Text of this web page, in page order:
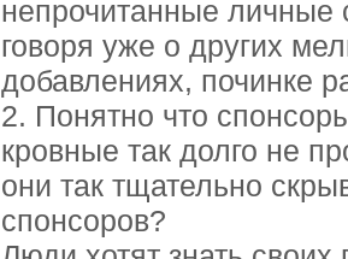
непрочитанные
говоря уже о других
добавлениях, починке
2. Понятно что
кровные так долго не
они так тщательно
спонсоров?